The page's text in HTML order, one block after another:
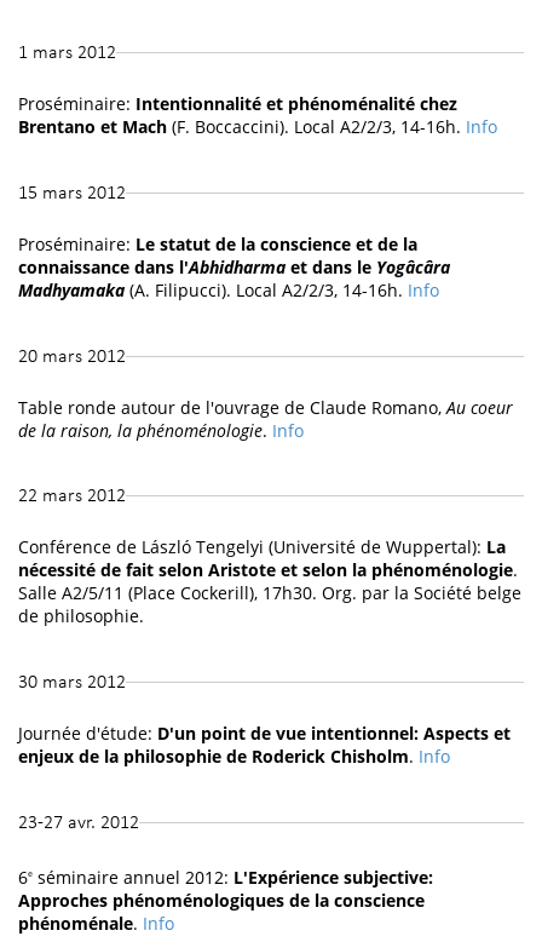
1 mars 2012
Proséminaire: Intentionnalité et phénoménalité chez
Brentano et Mach (F. Boccaccini). Local A2/2/3, 14-16h. Info
15 mars 2012
Proséminaire: Le statut de la conscience et de la
connaissance dans l'Abhidharma et dans le Yogâcâra
Madhyamaka (A. Filipucci). Local A2/2/3, 14-16h. Info
20 mars 2012
Table ronde autour de l'ouvrage de Claude Romano, Au coeur
de la raison, la phénoménologie. Info
22 mars 2012
Conférence de László Tengelyi (Université de Wuppertal): La
nécessité de fait selon Aristote et selon la phénoménologie.
Salle A2/5/11 (Place Cockerill), 17h30. Org. par la Société belge
de philosophie.
30 mars 2012
Journée d'étude: D'un point de vue intentionnel: Aspects et
enjeux de la philosophie de Roderick Chisholm. Info
23-27 avr. 2012
6e séminaire annuel 2012: L'Expérience subjective:
Approches phénoménologiques de la conscience
phénoménale. Info